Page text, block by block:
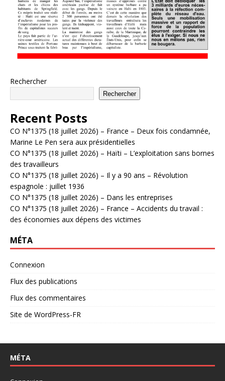
Rechercher
Rechercher
Recent Posts
CO N°1375 (18 juillet 2026) – France – Deux fois condamnée,
Marine Le Pen sera aux présidentielles
CO N°1375 (18 juillet 2026) – Haïti – L’exploitation sans bornes
des travailleurs
CO N°1375 (18 juillet 2026) – Il y a 90 ans – Révolution
espagnole : juillet 1936
CO N°1375 (18 juillet 2026) – Dans les entreprises
CO N°1375 (18 juillet 2026) – France – Accidents du travail :
des économies aux dépens des victimes
MÉTA
Connexion
Flux des publications
Flux des commentaires
Site de WordPress-FR
MÉTA